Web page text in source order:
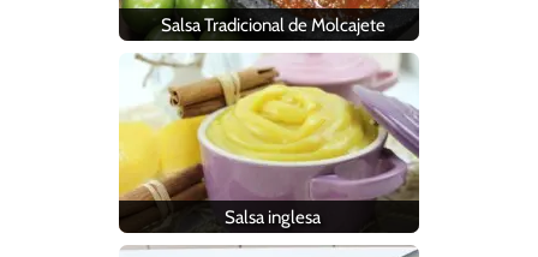
Salsa Tradicional de Molcajete
Salsa inglesa